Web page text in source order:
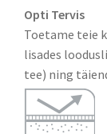
Opti Tervis
Toetame teie
lisades
tee) ning